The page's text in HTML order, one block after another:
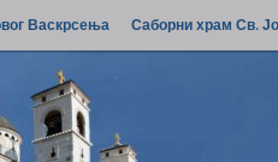
Васкрсења Саборни храм Св.